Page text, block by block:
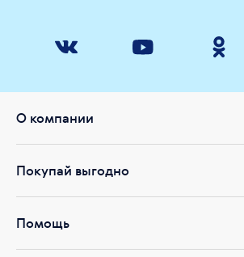
О компании
Покупай выгодно
Помощь